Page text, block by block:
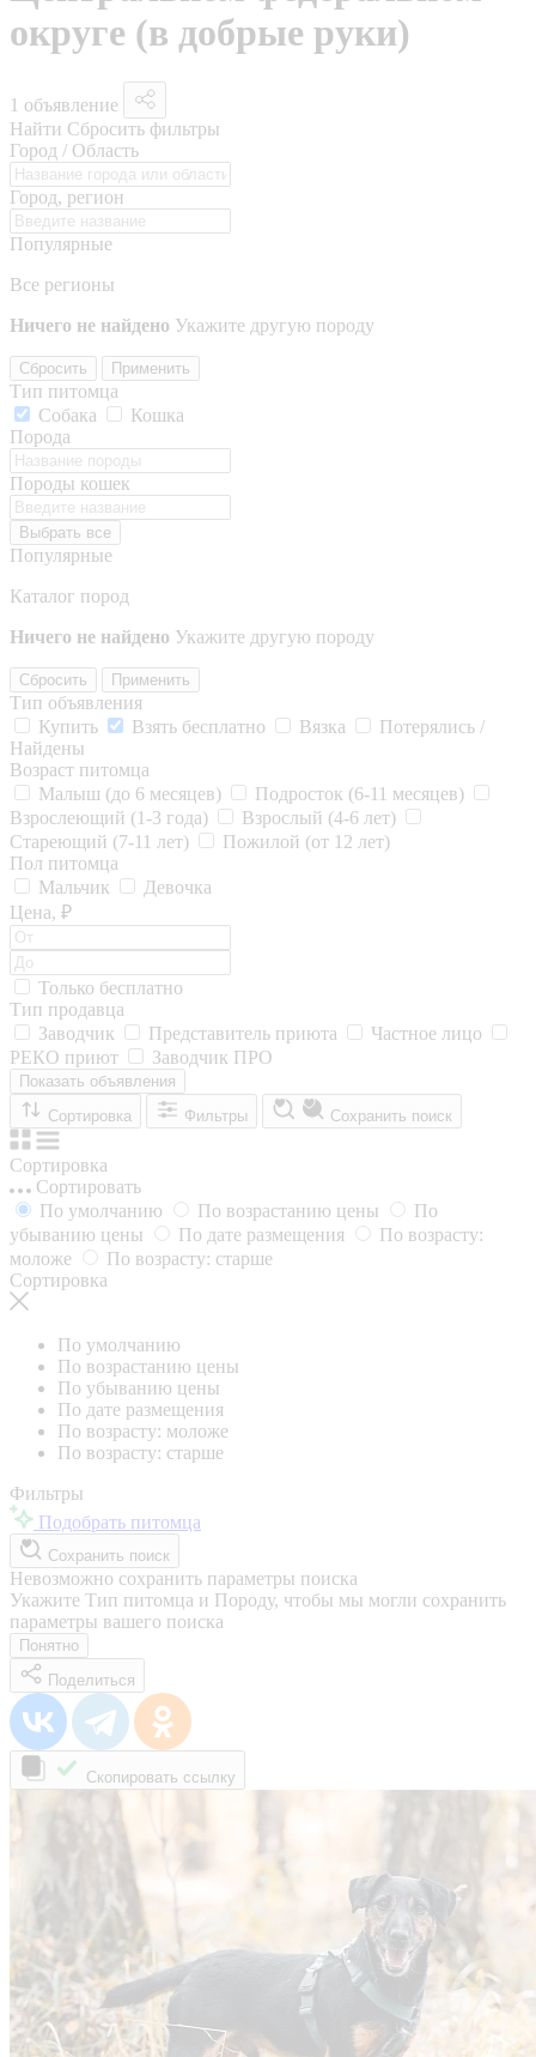
округе (в добрые руки)
1 объявление
Найти Сбросить фильтры
Город / Область
Город, регион
Популярные
Все регионы
Ничего не найдено Укажите другую породу
Сбросить Применить
Тип питомца
Собака
Кошка
Порода
Породы кошек
Выбрать все
Популярные
Каталог пород
Ничего не найдено Укажите другую породу
Сбросить Применить
Тип объявления
Купить
Взять бесплатно Вязка
Потерялись /
Найдены
Возраст питомца
Малыш (до 6 месяцев)
Подросток (6-11 месяцев)
Взрослеющий (1-3 года)
Взрослый (4-6 лет)
Стареющий (7-11 лет)
Пожилой (от 12 лет)
Пол питомца
Мальчик
Девочка
Цена, ₽
Только бесплатно
Тип продавца
Заводчик
Представитель приюта
Частное лицо
РЕКО приют
Заводчик ПРО
Показать объявления
Сортировка
Фильтры Сохранить поиск
Сортировка
Сортировать
По умолчанию
По возрастанию цены
По
убыванию цены
По дате размещения
По возрасту:
моложе
По возрасту: старше
Сортировка
По умолчанию
По возрастанию цены
По убыванию цены
По дате размещения
По возрасту: моложе
По возрасту: старше
Фильтры
Подобрать питомца
Сохранить поиск
Невозможно сохранить параметры поиска
Укажите Тип питомца и Породу, чтобы мы могли сохранить
параметры вашего поиска
Понятно
Поделиться
Скопировать ссылку